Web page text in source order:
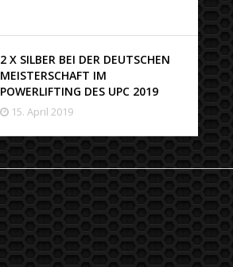
2 X SILBER BEI DER DEUTSCHEN
MEISTERSCHAFT IM
POWERLIFTING DES UPC 2019
15. April 2019